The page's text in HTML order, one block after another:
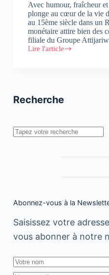
Avec humour, fraîcheur
plonge au cœur de la vie
au 15ème siècle dans un
monétaire attire bien des
filiale du Groupe
Lire l'article
Wafacash
Recherche
Rechercher
Abonnez-vous à la
Saisissez votre
vous abonner à notre